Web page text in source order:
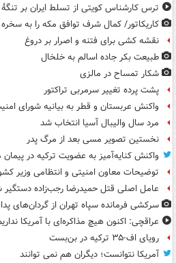
ترس کارشناس کویتی از تسلط ایران بر
کاریکاتور/ کمال شرف توافق مکه را به
نقشه کشی برای فتنه و اصرار بر دروغ
طبیعت بکر جاده اسالم به خلخال
شکار تمساح در مالزی
پشت پرده تغییر سرمربی تراکتور
واکنش عربستان و قطر به بیانیه شورای
مرد سال والیبال آسیا انتخاب شد
نخستین تصویر مسی بعد از مرگ پدر
واکنش کنایه‌آمیز به عضویت ترکیه در
توضیحات معاون امنیتی و انتظامی وزیر
عامل اصلی قتل حمیدرضا رجب‌زاده
سرکشی فرمانده سپاه تهران از گردان‌های
عراقچی: اکنون هیچ مذاکره‌ای با آمریکا
رویای اف-۳۵ ترکیه در بن‌بست
آمریکا نتوانست؛ دیگران هم نمی توانند